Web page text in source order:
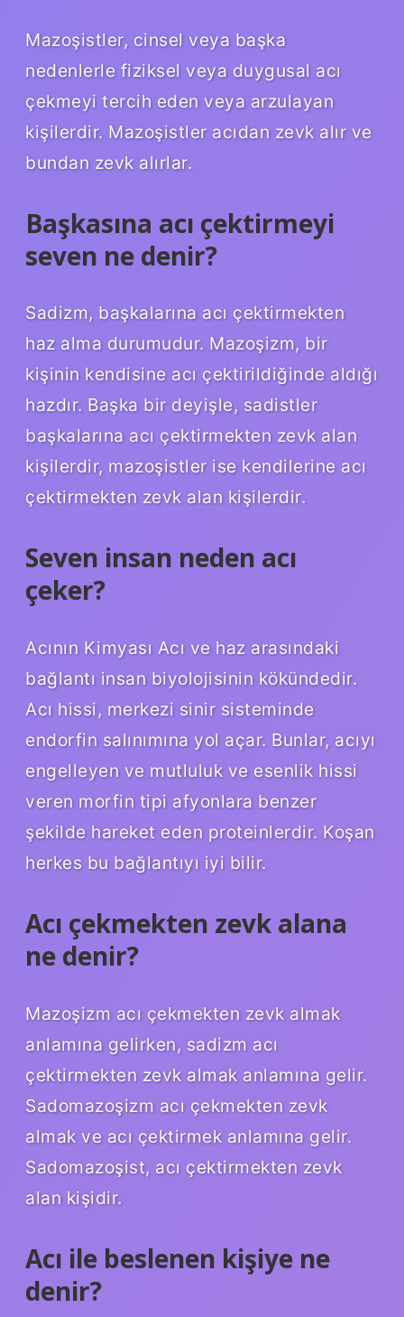
Mazoşistler, cinsel veya başka
nedenlerle fiziksel veya duygusal acı
çekmeyi tercih eden veya arzulayan
kişilerdir. Mazoşistler acıdan zevk alır ve
bundan zevk alırlar.
Başkasına acı çektirmeyi
seven ne denir?
Sadizm, başkalarına acı çektirmekten
haz alma durumudur. Mazoşizm, bir
kişinin kendisine acı çektirildiğinde aldığı
hazdır. Başka bir deyişle, sadistler
başkalarına acı çektirmekten zevk alan
kişilerdir, mazoşistler ise kendilerine acı
çektirmekten zevk alan kişilerdir.
Seven insan neden acı
çeker?
Acının Kimyası Acı ve haz arasındaki
bağlantı insan biyolojisinin kökündedir.
Acı hissi, merkezi sinir sisteminde
endorfin salınımına yol açar. Bunlar, acıyı
engelleyen ve mutluluk ve esenlik hissi
veren morfin tipi afyonlara benzer
şekilde hareket eden proteinlerdir. Koşan
herkes bu bağlantıyı iyi bilir.
Acı çekmekten zevk alana
ne denir?
Mazoşizm acı çekmekten zevk almak
anlamına gelirken, sadizm acı
çektirmekten zevk almak anlamına gelir.
Sadomazoşizm acı çekmekten zevk
almak ve acı çektirmek anlamına gelir.
Sadomazoşist, acı çektirmekten zevk
alan kişidir.
Acı ile beslenen kişiye ne
denir?